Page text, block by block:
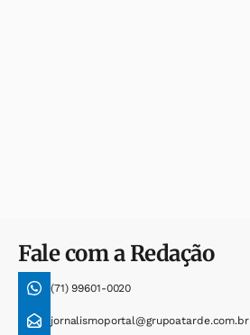
Fale com a Redação
(71) 99601-0020
jornalismoportal@grupoatarde.com.br